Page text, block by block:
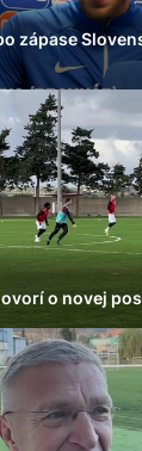
zápase
o novej